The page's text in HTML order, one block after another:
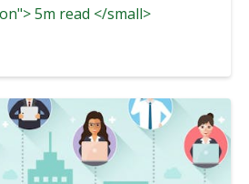
5m read </small>